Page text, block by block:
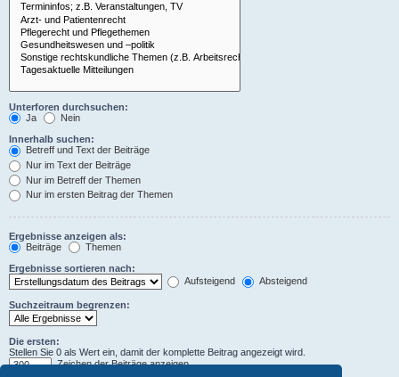
Unterforen durchsuchen:
Ja
Nein
Innerhalb suchen:
Betreff und Text der Beiträge
Nur im Text der Beiträge
Nur im Betreff der Themen
Nur im ersten Beitrag der Themen
Ergebnisse anzeigen als:
Beiträge
Themen
Ergebnisse sortieren nach:
Aufsteigend
Absteigend
Suchzeitraum begrenzen:
Die ersten:
Stellen Sie 0 als Wert ein, damit der komplette Beitrag angezeigt wird.
Zeichen der Beiträge anzeigen